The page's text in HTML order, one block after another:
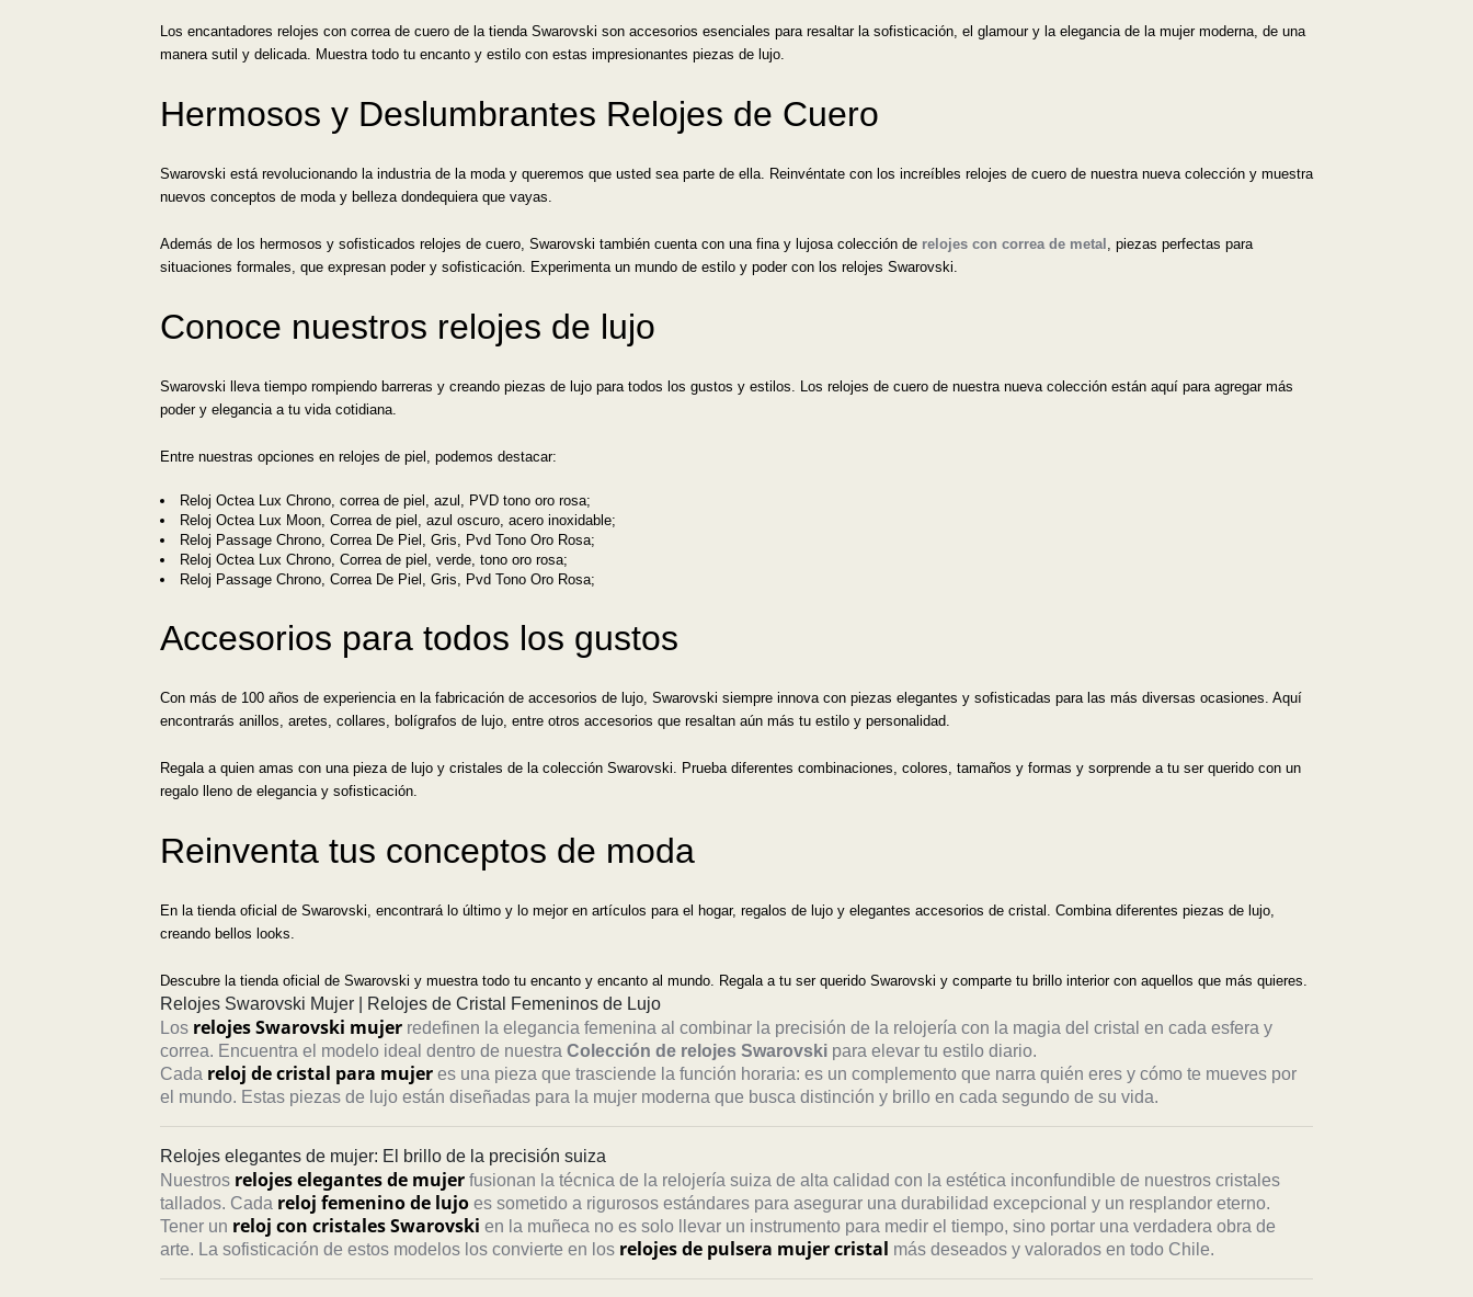
Los encantadores relojes con correa de cuero de la tienda Swarovski son accesorios esenciales para resaltar la sofisticación, el glamour y la elegancia de la mujer moderna, de una
manera sutil y delicada. Muestra todo tu encanto y estilo con estas impresionantes piezas de lujo.
Hermosos y Deslumbrantes Relojes de Cuero
Swarovski está revolucionando la industria de la moda y queremos que usted sea parte de ella. Reinvéntate con los increíbles relojes de cuero de nuestra nueva colección y muestra
nuevos conceptos de moda y belleza dondequiera que vayas.
Además de los hermosos y sofisticados relojes de cuero, Swarovski también cuenta con una fina y lujosa colección de relojes con correa de metal
, piezas perfectas para
situaciones formales, que expresan poder y sofisticación. Experimenta un mundo de estilo y poder con los relojes Swarovski.
Conoce nuestros relojes de lujo
Swarovski lleva tiempo rompiendo barreras y creando piezas de lujo para todos los gustos y estilos. Los relojes de cuero de nuestra nueva colección están aquí para agregar más
poder y elegancia a tu vida cotidiana.
Entre nuestras opciones en relojes de piel, podemos destacar:
Reloj Octea Lux Chrono, correa de piel, azul, PVD tono oro rosa;
Reloj Octea Lux Moon, Correa de piel, azul oscuro, acero inoxidable;
Reloj Passage Chrono, Correa De Piel, Gris, Pvd Tono Oro Rosa;
Reloj Octea Lux Chrono, Correa de piel, verde, tono oro rosa;
Reloj Passage Chrono, Correa De Piel, Gris, Pvd Tono Oro Rosa;
Accesorios para todos los gustos
Con más de 100 años de experiencia en la fabricación de accesorios de lujo, Swarovski siempre innova con piezas elegantes y sofisticadas para las más diversas ocasiones. Aquí
encontrarás anillos, aretes, collares, bolígrafos de lujo, entre otros accesorios que resaltan aún más tu estilo y personalidad.
Regala a quien amas con una pieza de lujo y cristales de la colección Swarovski. Prueba diferentes combinaciones, colores, tamaños y formas y sorprende a tu ser querido con un
regalo lleno de elegancia y sofisticación.
Reinventa tus conceptos de moda
En la tienda oficial de Swarovski, encontrará lo último y lo mejor en artículos para el hogar, regalos de lujo y elegantes accesorios de cristal. Combina diferentes piezas de lujo,
creando bellos looks.
Descubre la tienda oficial de Swarovski y muestra todo tu encanto y encanto al mundo. Regala a tu ser querido Swarovski y comparte tu brillo interior con aquellos que más quieres.
Relojes Swarovski Mujer | Relojes de Cristal Femeninos de Lujo
Los relojes Swarovski mujerredefinen la elegancia femenina al combinar la precisión de la relojería con la magia del cristal en cada esfera y
correa. Encuentra el modelo ideal dentro de nuestra Colección de relojes Swarovskipara elevar tu estilo diario.
Cada reloj de cristal para mujeres una pieza que trasciende la función horaria: es un complemento que narra quién eres y cómo te mueves por
el mundo. Estas piezas de lujo están diseñadas para la mujer moderna que busca distinción y brillo en cada segundo de su vida.
Relojes elegantes de mujer: El brillo de la precisión suiza
Nuestros relojes elegantes de mujerfusionan la técnica de la relojería suiza de alta calidad con la estética inconfundible de nuestros cristales
tallados. Cada reloj femenino de lujoes sometido a rigurosos estándares para asegurar una durabilidad excepcional y un resplandor eterno.
Tener un reloj con cristales Swarovski en la muñeca no es solo llevar un instrumento para medir el tiempo, sino portar una verdadera obra de
arte. La sofisticación de estos modelos los convierte en los relojes de pulsera mujer cristal más deseados y valorados en todo Chile.